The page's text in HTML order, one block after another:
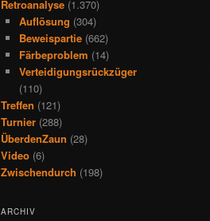
Retroanalyse (1.370)
Auflösung (304)
Beweispartie(662)
Färbeproblem (14)
Verteidigungsrückzüger
(110)
Treffen (121)
Turnier (288)
ÜberdenZaun (28)
Video (6)
Zwischendurch (198)
ARCHIV